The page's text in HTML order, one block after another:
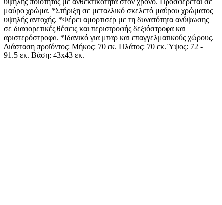
μαύρο χρώμα. *Στήριξη σε μεταλλικό σκελετό μαύρου χρώματος
υψηλής αντοχής. *Φέρει αμορτισέρ με τη δυνατότητα ανύψωσης
σε διαφορετικές θέσεις και περιστροφής δεξιόστροφα και
αριστερόστροφα. *Ιδανικό για μπαρ και επαγγελματικούς χώρους.
Διάσταση προϊόντος: Μήκος: 70 εκ. Πλάτος: 70 εκ. Ύψος: 72 -
91.5 εκ. Βάση: 43x43 εκ.